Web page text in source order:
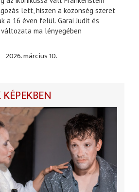
lett, hiszen a közönség szeret
a 16 éven felül. Garai Judit és
ma lényegében
2026. március 10.